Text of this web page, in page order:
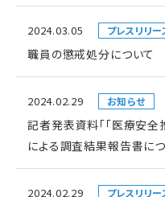
2024.03.05 プレスリリー
職員の懲戒処分について
2024.02.29 お知らせ
記者発表資料「「医療安
による調査結果報告書に
2024.02.29 プレスリリー